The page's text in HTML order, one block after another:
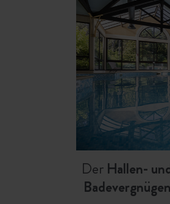
Der Hallen-
Badevergnügen